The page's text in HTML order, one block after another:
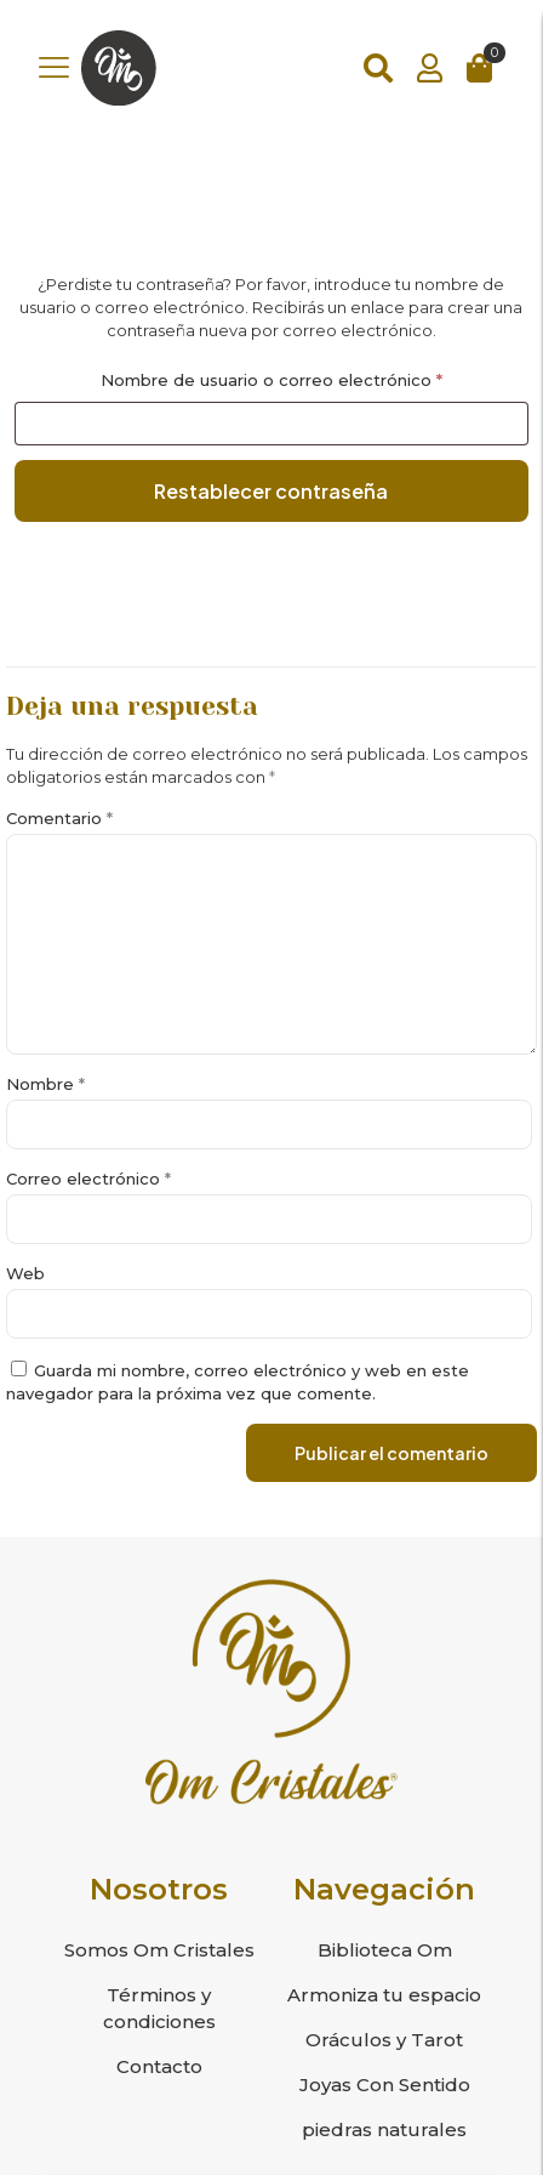
function () { if (!is_checkout()) return; ?>
0
¿Perdiste tu contraseña? Por favor, introduce tu nombre de
usuario o correo electrónico. Recibirás un enlace para crear una
contraseña nueva por correo electrónico.
Nombre de usuario o correo electrónico *Obligatorio
Restablecer contraseña
Deja una respuesta
Tu dirección de correo electrónico no será publicada. Los campos
obligatorios están marcados con *
Comentario *
Nombre *
Correo electrónico *
Web
Guarda mi nombre, correo electrónico y web en este
navegador para la próxima vez que comente.
Nosotros
Somos Om Cristales
Términos y
condiciones
Contacto
Navegación
Biblioteca Om
Armoniza tu espacio
Oráculos y Tarot
Joyas Con Sentido
piedras naturales